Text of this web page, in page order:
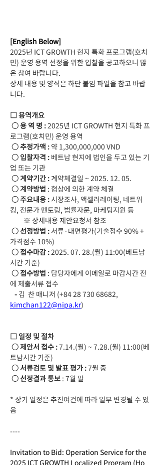
[English Below]
2025년 ICT GROWTH 현지 특화 프로그램(호치
민) 운영 용역 선정을 위한 입찰을공고하오니 많
은 참여 바랍니다.
상세 내용 및 양식은 하단 붙임 파일을 참고 바랍
니다.
□ 용역개요
○ 용 역 명 : 2025년 ICT GROWTH 현지 특화 프
로그램(호치민) 운영 용역
○ 추정가액 : 약 1,300,000,000 VND
○ 입찰자격 : 베트남 현지에 법인을 두고 있는 기
업 또는 기관
○ 계약기간 : 계약체결일 ~ 2025. 12. 05.
○ 계약방법 : 협상에 의한 계약 체결
○ 주요내용 : 시장조사, 액셀러레이팅, 네트워
킹, 전문가 멘토링, 법률자문, 마케팅지원 등
※ 상세내용 제안요청서 참조
○ 선정방법 : 서류·대면평가(기술점수 90% +
가격점수 10%)
○ 접수마감 : 2025. 07. 28.(월) 11:00(베트남
시간 기준)
○ 접수방법 : 담당자에게 이메일로 마감시간 전
에 제출서류 접수
- 김  찬 매니저 (+84 28 730 68682,
kimchan122@nipa.kr)
□ 일정 및 절차
○ 제안서 접수 : 7.14.(월) ~ 7.28.(월) 11:00(베
트남시간 기준)
○ 서류검토 및 발표 평가 : 7월 중
○ 선정결과 통보 : 7월 말
* 상기 일정은 추진여건에 따라 일부 변경될 수 있
음
----
Invitation to Bid: Operation Service for the
2025 ICT GROWTH Localized Program (Ho